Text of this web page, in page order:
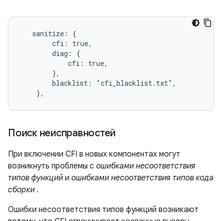
   sanitize: {
        cfi: true,
        diag: {
            cfi: true,
        },
        blacklist: "cfi_blacklist.txt",
    },
Поиск неисправностей
При включении CFI в новых компонентах могут
возникнуть проблемы с ошибками несоответствия
типов функций и ошибками несоответствия типов кода
сборки .
Ошибки несоответствия типов функций возникают